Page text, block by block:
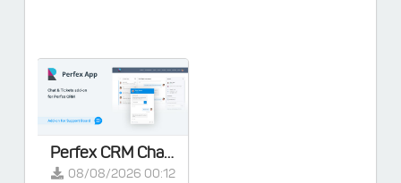
Perfex CRM Chat & Tickets App for Support Board
08/08/2026 00:12